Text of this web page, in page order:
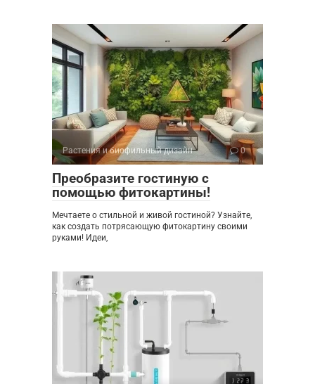
Растения и биофильный дизайн 0
Преобразите гостиную с
помощью фитокартины!
Мечтаете о стильной и живой гостиной? Узнайте,
как создать потрясающую фитокартину своими
руками! Идеи,